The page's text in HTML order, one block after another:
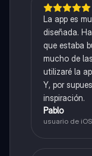
La app es
diseñada.
que estaba
mucho de
utilizaré la
Y, por
inspiración.
Pablo
usuario de iOS